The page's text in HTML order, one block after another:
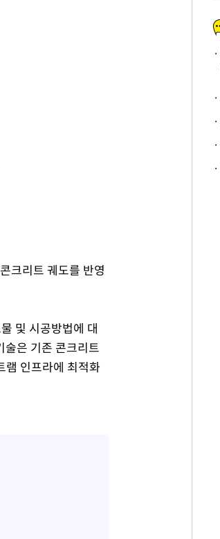
크리트 궤도를 반영
및 시공방법에 대
술은 기존 콘크리트
램 인프라에 최적화